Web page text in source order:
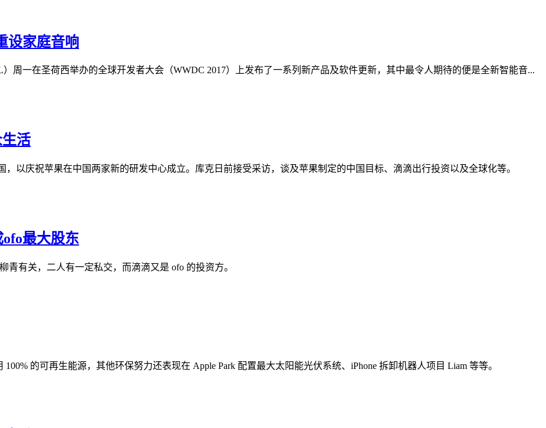
设家庭音响
周一在圣荷西举办的全球开发者大会（WWDC 2017）上发布了一系列新产品及软件更新，其中最令人期待的便是全新智能音...
活
，以庆祝苹果在中国两家新的研发中心成立。库克日前接受采访，谈及苹果制定的中国目标、滴滴出行投资以及全球化等。
最大股东
有关，二人有一定私交，而滴滴又是 ofo 的投资方。
的可再生能源，其他环保努力还表现在 Apple Park 配置最大太阳能光伏系统、iPhone 拆卸机器人项目 Liam 等等。